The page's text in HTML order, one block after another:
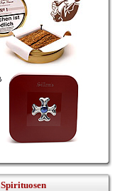
Spirituosen